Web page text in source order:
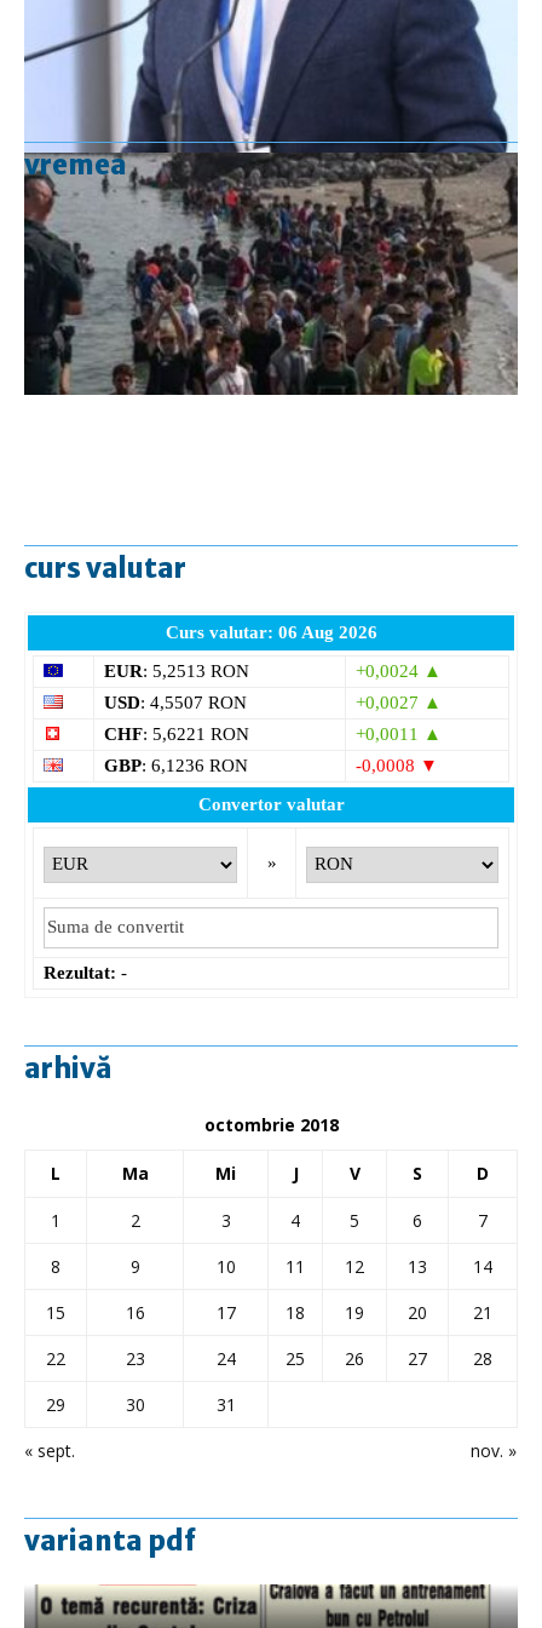
vremea
curs valutar
Curs valutar: 06 Aug 2026
EUR: 5,2513 RON
+0,0024 ▲
USD: 4,5507 RON
+0,0027 ▲
CHF: 5,6221 RON
+0,0011 ▲
GBP: 6,1236 RON
-0,0008 ▼
Convertor valutar
»
Rezultat: -
arhivă
octombrie 2018
L Ma Mi J V S D
« sept. nov. »
1 2 3 4 5 6
7
8
9 10 11 12 13
14
15
16 17 18 19 20
21
22
23 24 25 26 27
28
29
30 31
varianta pdf